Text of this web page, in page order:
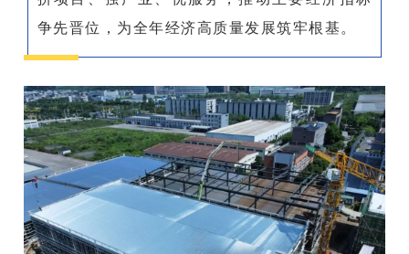
争先晋位，为全年经济高质量发展筑牢根基。